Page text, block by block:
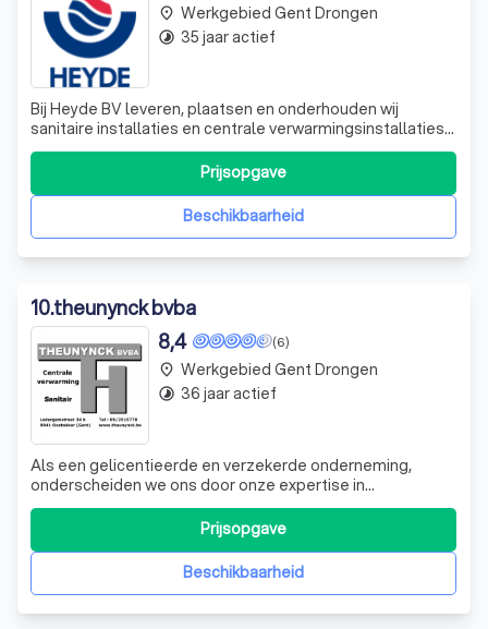
Bij Heyde BV leveren, plaatsen en onderhouden wij
sanitaire installaties en centrale verwarmingsinstallaties.
Wij beschikken over een eigen technische dienst zodat
we onze klanten op elk moment een kwalitatieve service
kunnen garanderen. Na de werkzaamheden bezorgen we
u alle nodige attesten om prem
Beschikbaarheid
Prijsopgave
place Werkgebied Gent Drongen
timelapse 35 jaar actief
10.theunynck bvba
(6)
8,4
Als een gelicentieerde en verzekerde onderneming,
onderscheiden we ons door onze expertise in
loodgieterswerk. We zijn er trots op dat we
gecertificeerde professionals zijn die klaar staan om u te
helpen met al uw installatie-, onderhouds- en
reparatiebehoeften. We begrijpen dat zelfs een kleine lek
Beschikbaarheid
Prijsopgave
place Werkgebied Gent Drongen
timelapse 36 jaar actief